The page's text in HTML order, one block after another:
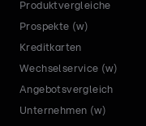
Produktvergleiche
Prospekte (w)
Kreditkarten
Wechselservice (w)
Angebotsvergleich
Unternehmen (w)